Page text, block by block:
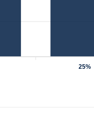
25%